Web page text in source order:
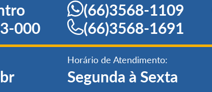
000
(66)3568-1109
(66)3568-1691
Horário de Atendimento:
Segunda à Sexta